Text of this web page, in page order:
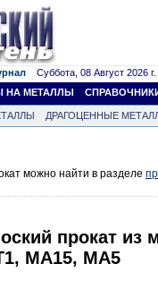
Суббота, 08 Август 2026 г.
НА МЕТАЛЛЫ
ДРАГОЦЕННЫЕ
можно найти в разделе
прокат из
МА15, МА5